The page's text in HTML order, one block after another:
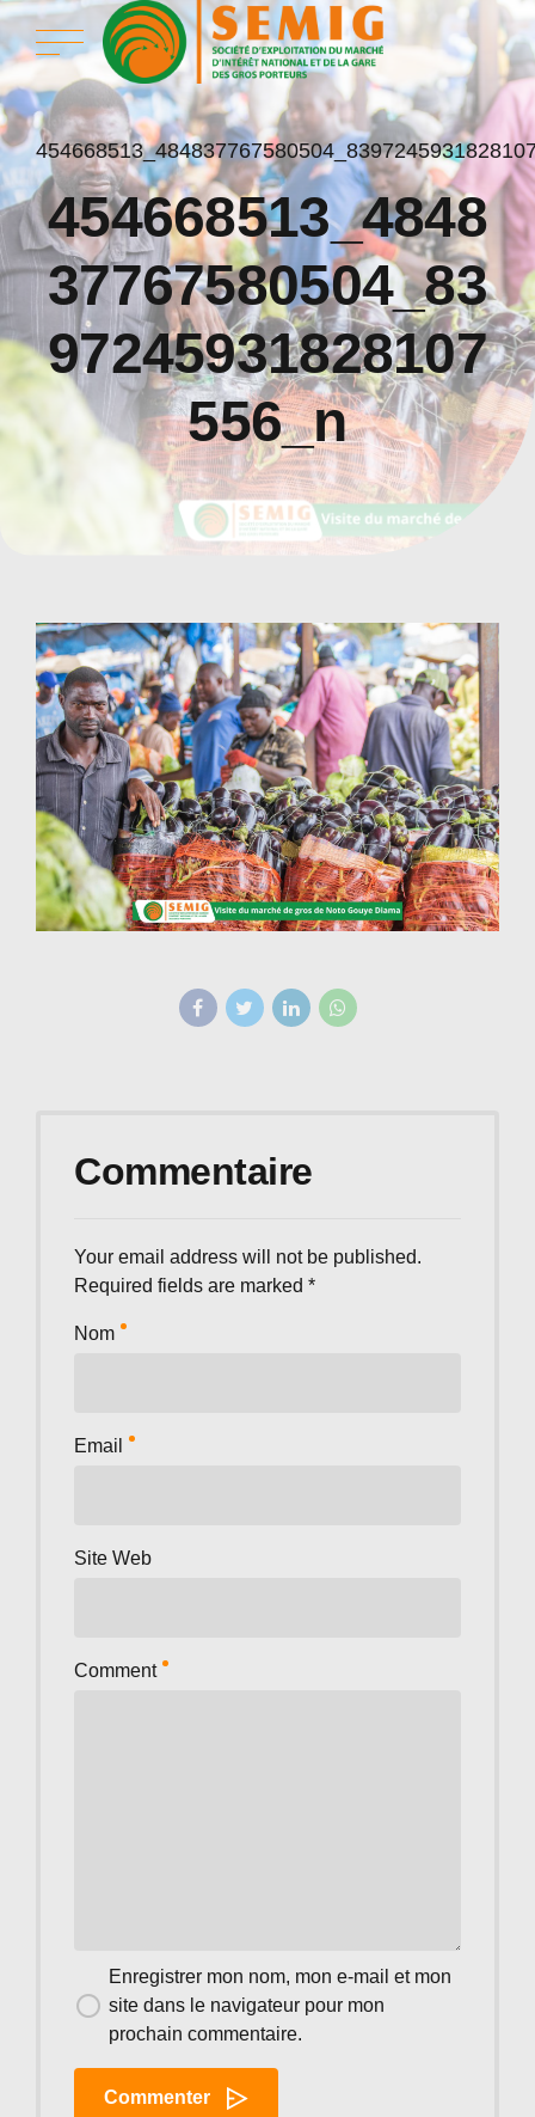
454668513_4848
37767580504_83
97245931828107
556_n
Commentaire
Your email address will not be published.
Required fields are marked *
Comment
Nom
Email
Site Web
Enregistrer mon nom, mon e-mail et mon
site dans le navigateur pour mon
prochain commentaire.
Commenter